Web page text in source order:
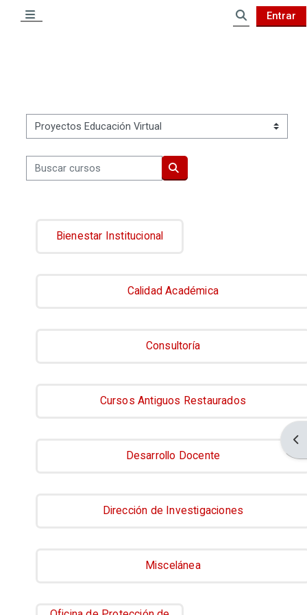
Panel lateral
Entrar
Categorías
Buscar cursos
Buscar cursos
Bienestar Institucional
Calidad Académica
Consultoría
Cursos Antiguos Restaurados
Desarrollo Docente
Dirección de Investigaciones
Miscelánea